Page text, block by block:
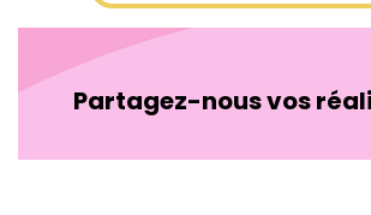
Partagez-nous vos